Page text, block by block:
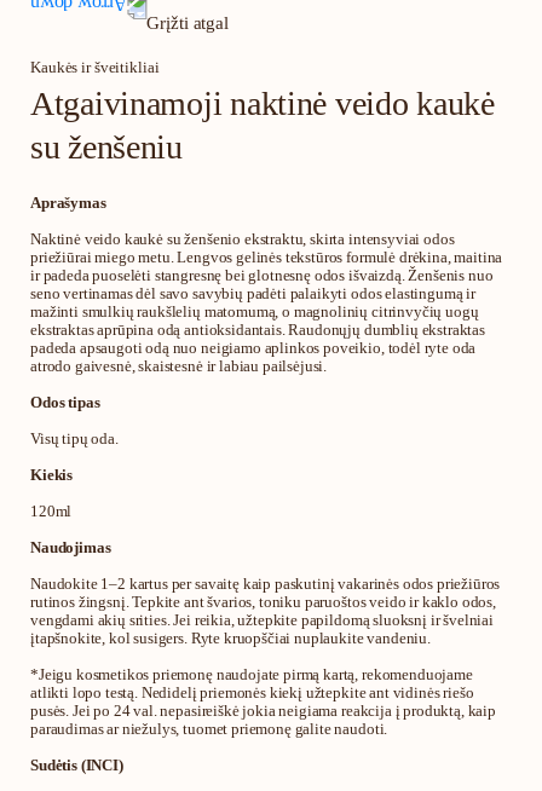
Grįžti atgal
Kaukės ir šveitikliai
Atgaivinamoji naktinė veido kaukė
su ženšeniu
Aprašymas
Naktinė veido kaukė su ženšenio ekstraktu, skirta intensyviai odos
priežiūrai miego metu. Lengvos gelinės tekstūros formulė drėkina, maitina
ir padeda puoselėti stangresnę bei glotnesnę odos išvaizdą. Ženšenis nuo
seno vertinamas dėl savo savybių padėti palaikyti odos elastingumą ir
mažinti smulkių raukšlelių matomumą, o magnolinių citrinvyčių uogų
ekstraktas aprūpina odą antioksidantais. Raudonųjų dumblių ekstraktas
padeda apsaugoti odą nuo neigiamo aplinkos poveikio, todėl ryte oda
atrodo gaivesnė, skaistesnė ir labiau pailsėjusi.
Odos tipas
Visų tipų oda.
Kiekis
120ml
Naudojimas
Naudokite 1–2 kartus per savaitę kaip paskutinį vakarinės odos priežiūros
rutinos žingsnį. Tepkite ant švarios, toniku paruoštos veido ir kaklo odos,
vengdami akių srities. Jei reikia, užtepkite papildomą sluoksnį ir švelniai
įtapšnokite, kol susigers. Ryte kruopščiai nuplaukite vandeniu.
*Jeigu kosmetikos priemonę naudojate pirmą kartą, rekomenduojame
atlikti lopo testą. Nedidelį priemonės kiekį užtepkite ant vidinės riešo
pusės. Jei po 24 val. nepasireiškė jokia neigiama reakcija į produktą, kaip
paraudimas ar niežulys, tuomet priemonę galite naudoti.
Sudėtis (INCI)